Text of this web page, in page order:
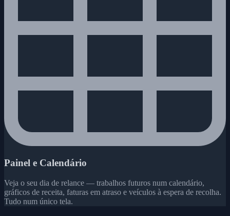
Painel e Calendário
Veja o seu dia de relance — trabalhos futuros num calendário,
gráficos de receita, faturas em atraso e veículos à espera de recolha.
Tudo num único tela.